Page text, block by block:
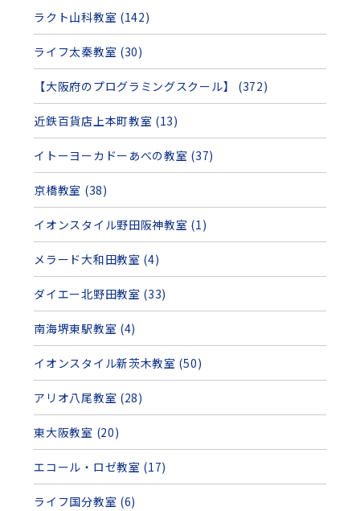
ラクト山科教室 (142)
ライフ太秦教室 (30)
【大阪府のプログラミングスクール】 (372)
近鉄百貨店上本町教室 (13)
イトーヨーカドーあべの教室 (37)
京橋教室 (38)
イオンスタイル野田阪神教室 (1)
メラード大和田教室 (4)
ダイエー北野田教室 (33)
南海堺東駅教室 (4)
イオンスタイル新茨木教室 (50)
アリオ八尾教室 (28)
東大阪教室 (20)
エコール・ロゼ教室 (17)
ライフ国分教室 (6)